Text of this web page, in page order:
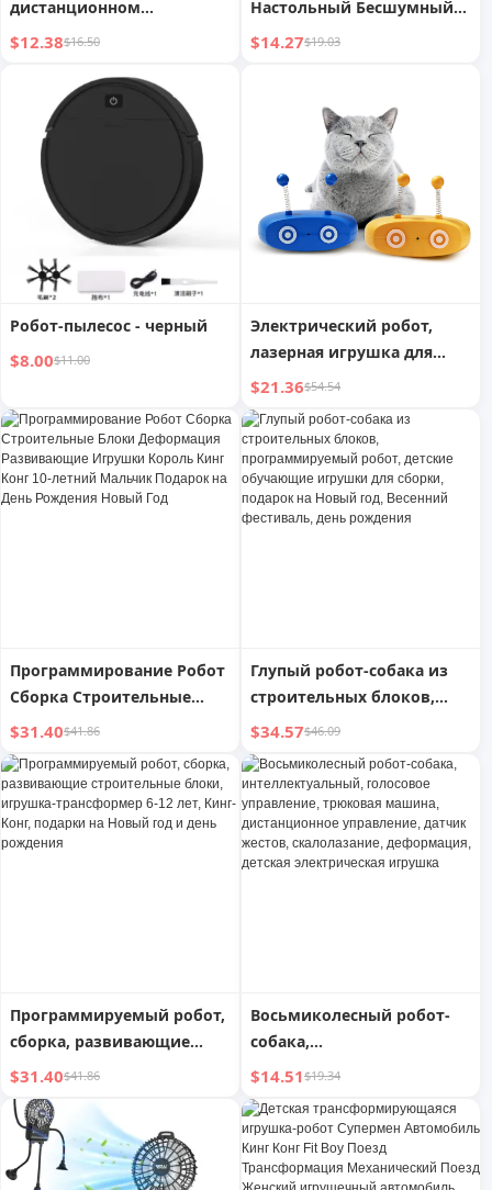
дистанционном
управлении для детей,
собачка, умный питомец,
подарок на день рождения
для мальчика
$12.38$16.50
Настольный Бесшумный
Будильник
$14.27$19.03
Робот-пылесос - черный
$8.00$11.00
Электрический робот,
лазерная игрушка для
кошек, перезаряжаемая
через USB, перо
$21.36$54.54
Программирование Робот
Сборка Строительные
Блоки Деформация
Развивающие Игрушки
Король Кинг Конг 10-
летний Мальчик Подарок
на День Рождения Новый
Год
$31.40$41.86
Глупый робот-собака из
строительных блоков,
программируемый робот,
детские обучающие
игрушки для сборки,
подарок на Новый год,
Весенний фестиваль, день
рождения
$34.57$46.09
Программируемый робот,
сборка, развивающие
строительные блоки,
игрушка-трансформер 6-
12 лет, Кинг-Конг, подарки
на Новый год и день
рождения
$31.40$41.86
Восьмиколесный робот-
собака,
интеллектуальный,
голосовое управление,
трюковая машина,
дистанционное
управление, датчик
$14.51$19.34